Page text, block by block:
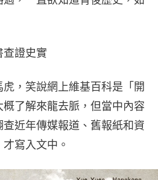
查證史實
，笑說網上維基百科是「開
了解來龍去脈，但當中內容
近年傳媒報道、舊報紙和資
寫入文中。